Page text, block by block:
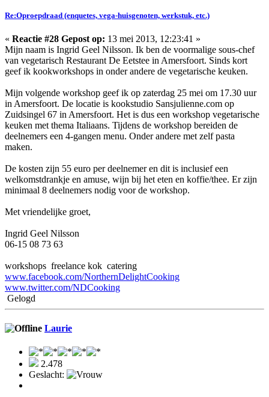
Re:Oproepdraad (enquetes, vega-huisgenoten, werkstuk, etc.)
« Reactie #28 Gepost op: 13 mei 2013, 12:23:41 »
Mijn naam is Ingrid Geel Nilsson. Ik ben de voormalige sous-chef
van vegetarisch Restaurant De Eetstee in Amersfoort. Sinds kort
geef ik kookworkshops in onder andere de vegetarische keuken.
Mijn volgende workshop geef ik op zaterdag 25 mei om 17.30 uur
in Amersfoort. De locatie is kookstudio Sansjulienne.com op
Zuidsingel 67 in Amersfoort. Het is dus een workshop vegetarische
keuken met thema Italiaans. Tijdens de workshop bereiden de
deelnemers een 4-gangen menu. Onder andere met zelf pasta
maken.
De kosten zijn 55 euro per deelnemer en dit is inclusief een
welkomstdrankje en amuse, wijn bij het eten en koffie/thee. Er zijn
minimaal 8 deelnemers nodig voor de workshop.
Met vriendelijke groet,
Ingrid Geel Nilsson
06-15 08 73 63
workshops freelance kok catering
www.facebook.com/NorthernDelightCooking
www.twitter.com/NDCooking
Gelogd
Laurie
2.478
Geslacht: